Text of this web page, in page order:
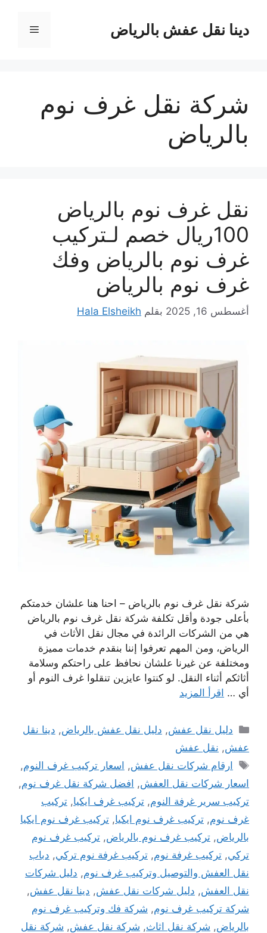
المحتوىدينا نقل عفش بالرياض القائمة
شركة نقل غرف نوم
بالرياض
نقل غرف نوم بالرياض
100ريال خصم لـتركيب
غرف نوم بالرياض وفك
غرف نوم بالرياض
أغسطس 16, 2025 بقلم Hala Elsheikh
شركة نقل غرف نوم بالرياض – احنا هنا علشان خدمتكم
بأعلى جودة وأقل تكلفة شركة نقل غرف نوم بالرياض
هي من الشركات الرائدة في مجال نقل الأثاث في
الرياض، ومن المهم تعرفوا إننا بنقدم خدمات مميزة
ومختلفة عن غيرنا علشان نحافظ على راحتكم وسلامة
أثاثكم أثناء النقل. لو كنتوا عايزين تنقلوا غرف النوم أو
أي … اقرأ المزيد
التصنيفات
دليل نقل عفش, دليل نقل عفش بالرياض, دينا نقل
عفش, نقل عفش
الوسوم
ارقام شركات نقل عفش, اسعار تركيب غرف النوم,
اسعار شركات نقل العفش, افضل شركة نقل غرف نوم,
تركيب سرير غرفة النوم, تركيب غرف ايكيا, تركيب
غرف نوم, تركيب غرف نوم ايكيا, تركيب غرف نوم ايكيا
بالرياض, تركيب غرف نوم بالرياض, تركيب غرف نوم
تركي, تركيب غرفة نوم, تركيب غرفة نوم تركي, دباب
نقل العفش والتوصيل وتركيب غرف نوم, دليل شركات
نقل العفش, دليل شركات نقل عفش, دينا نقل عفش,
شركة تركيب غرف نوم, شركة فك وتركيب غرف نوم
بالرياض, شركة نقل اثاث, شركة نقل عفش, شركة نقل